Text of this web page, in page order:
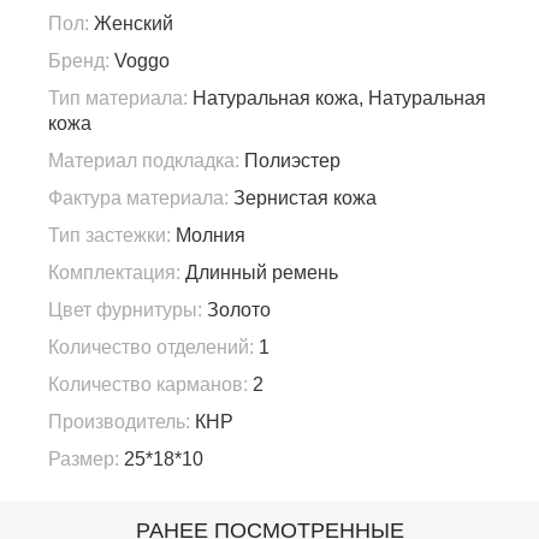
Пол: Женский
Бренд: Voggo
Тип материала: Натуральная кожа, Натуральная
кожа
Материал подкладка: Полиэстер
Фактура материала: Зернистая кожа
Тип застежки: Молния
Комплектация: Длинный ремень
Цвет фурнитуры: Золото
Количество отделений: 1
Количество карманов: 2
Производитель: КНР
Размер: 25*18*10
РАНЕЕ ПОСМОТРЕННЫЕ